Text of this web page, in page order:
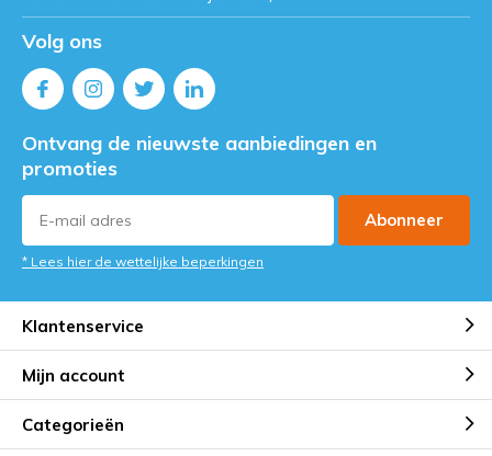
Volg ons
Ontvang de nieuwste aanbiedingen en
promoties
Abonneer
* Lees hier de wettelijke beperkingen
Klantenservice
Mijn account
Categorieën